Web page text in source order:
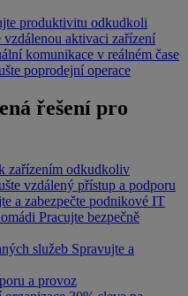
produktivitu odkudkoli
vzdálenou aktivaci zařízení
komunikace v reálném čase
poprodejní operace
řešení pro
zařízením odkudkoliv
vzdálený přístup a podporu
a zabezpečte podnikové IT
Pracujte bezpečně
služeb Spravujte a
a provoz